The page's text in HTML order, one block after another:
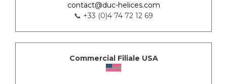
contact@duc-helices.com
📞 +33 (0)4 74 72 12 69
Commercial Filiale USA